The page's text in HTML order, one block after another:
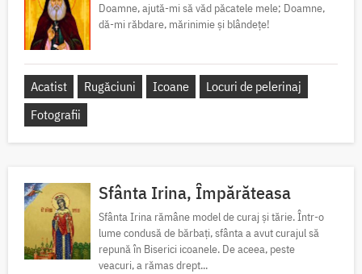
Doamne, ajută-mi să văd păcatele mele; Doamne,
dă-mi răbdare, mărinimie şi blândeţe!
Acatist Rugăciuni Icoane
Locuri de pelerinaj
Fotografii
Sfânta Irina, Împărăteasa
Sfânta Irina rămâne model de curaj și tărie. Într-o
lume condusă de bărbați, sfânta a avut curajul să
repună în Biserici icoanele. De aceea, peste
veacuri, a rămas drept...